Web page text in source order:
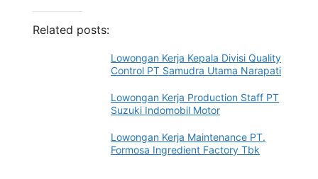
Related posts:
Lowongan Kerja Kepala Divisi Quality
Control PT Samudra Utama Narapati
Lowongan Kerja Production Staff PT
Suzuki Indomobil Motor
Lowongan Kerja Maintenance PT.
Formosa Ingredient Factory Tbk